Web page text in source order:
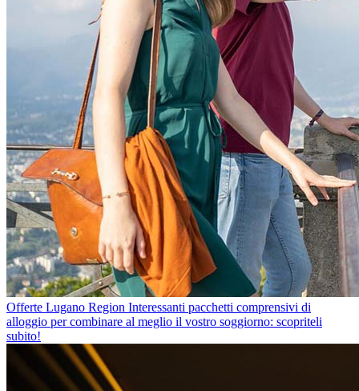
Offerte Lugano Region Interessanti pacchetti comprensivi di
alloggio per combinare al meglio il vostro soggiorno: scopriteli
subito!